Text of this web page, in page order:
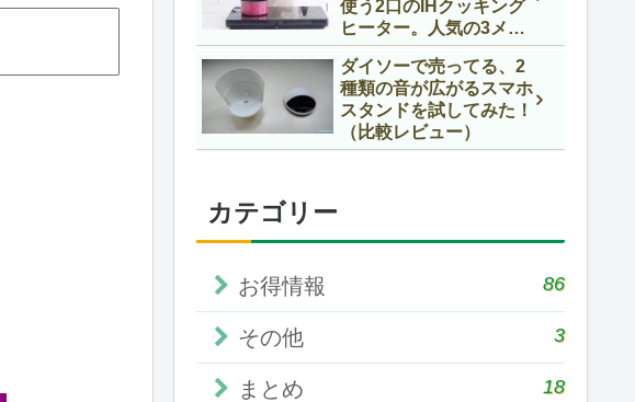
使う2口のIHクッキング
ヒーター。人気の3メー
カーを比べてみました！
ダイソーで売ってる、2
種類の音が広がるスマホ
スタンドを試してみた！
（比較レビュー）
カテゴリー
お得情報 86
その他 3
まとめ 18